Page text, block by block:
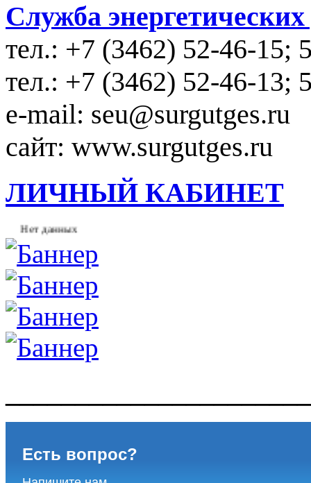
Служба
тел.: +7 (3462) 52-46-15;
тел.: +7 (3462) 52-46-13;
e-mail: seu@surgutges.ru
сайт: www.surgutges.ru
ЛИЧНЫЙ КАБИНЕТ
Нет данных
Есть вопрос?